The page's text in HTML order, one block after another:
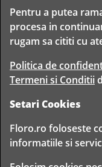
Livrare
rapida
TIMP
Copyright
Pentru a putea
procesa in
rugam sa cititi cu
Politica de
Termeni si Conditii
Setari Cookies
Floro.ro foloseste
informatiile si